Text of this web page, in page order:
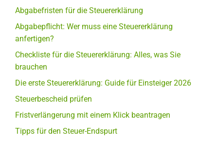
Abgabefristen für die Steuererklärung
Abgabepflicht: Wer muss eine Steuererklärung
anfertigen?
Checkliste für die Steuererklärung: Alles, was Sie
brauchen
Die erste Steuererklärung: Guide für Einsteiger 2026
Steuerbescheid prüfen
Fristverlängerung mit einem Klick beantragen
Tipps für den Steuer-Endspurt